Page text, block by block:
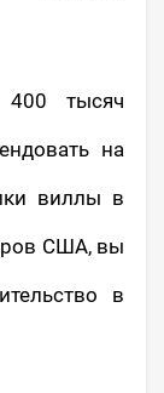
тысяч
на
виллы в
США, вы
в